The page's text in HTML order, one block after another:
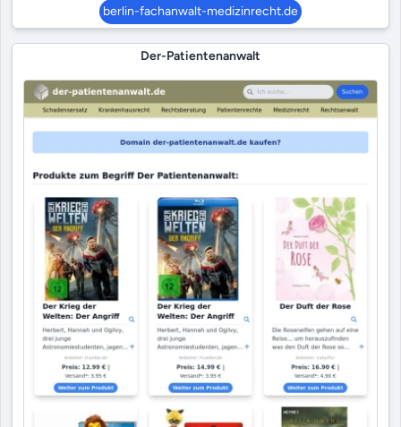
berlin-fachanwalt-medizinrecht.de
Der-Patientenanwalt